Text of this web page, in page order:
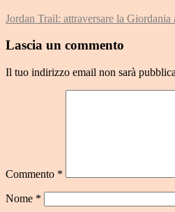
Jordan Trail: attraversare la
Lascia un commento
Il tuo indirizzo email non sarà
Commento *
Nome *